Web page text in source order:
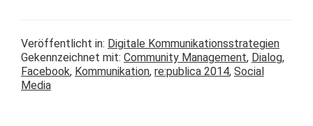
Veröffentlicht in: Digitale Kommunikationsstrategien
Gekennzeichnet mit: Community Management, Dialog,
Facebook, Kommunikation, re:publica 2014, Social
Media